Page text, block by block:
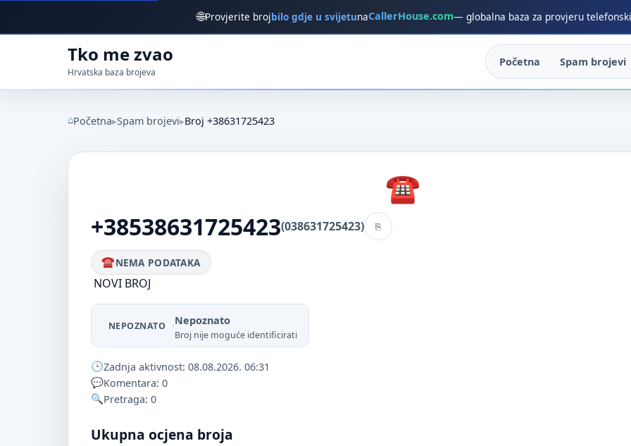
🌐Provjerite brojbilo gdje u svijetunaCallerHouse.com— globalna baza za provjeru
Tko me zvao
Hrvatska baza brojeva
Početna Spam brojevi
Početna Spam brojevi Broj +38631725423
+38538631725423(038631725423)
NEMA PODATAKA
NOVI BROJ
NEPOZNATO ·Nepoznato
Broj nije moguće identificirati
Zadnja aktivnost: 08.08.2026. 06:31
Komentara: 0
Pretraga: 0
Ukupna ocjena broja